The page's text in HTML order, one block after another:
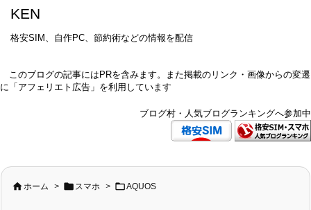
KEN
格安SIM、自作PC、節約術などの情報を配信
このブログの記事にはPRを含みます。また掲載のリンク・画像からの変遷
に「アフェリエト広告」を利用しています
ブログ村・人気ブログランキングへ参加中
 ホーム >  スマホ > AQUOS